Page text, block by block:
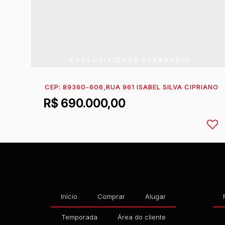
R$ 690.000,00
CEP: 89360-606 RUA 961 ISABEL SILVA CIPRIANO
Início Comprar Alugar
Temporada Área do cliente